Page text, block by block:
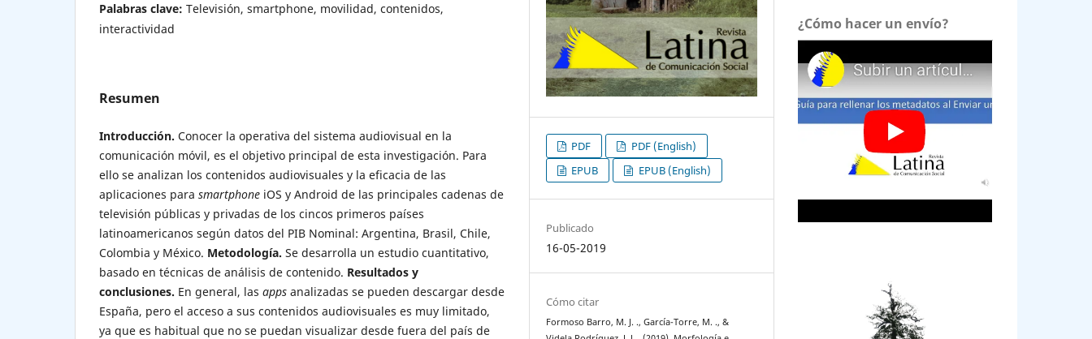
Palabras clave: Televisión, smartphone, movilidad, contenidos,
interactividad
Resumen
Introducción. Conocer la operativa del sistema audiovisual en la
comunicación móvil, es el objetivo principal de esta investigación. Para
ello se analizan los contenidos audiovisuales y la eficacia de las
aplicaciones para smartphone iOS y Android de las principales cadenas de
televisión públicas y privadas de los cincos primeros países
latinoamericanos según datos del PIB Nominal: Argentina, Brasil, Chile,
Colombia y México. Metodología. Se desarrolla un estudio cuantitativo,
basado en técnicas de análisis de contenido. Resultados y
conclusiones. En general, las apps analizadas se pueden descargar desde
España, pero el acceso a sus contenidos audiovisuales es muy limitado,
ya que es habitual que no se puedan visualizar desde fuera del país de
PDF
PDF (English)
EPUB
EPUB (English)
Publicado
16-05-2019
Cómo citar
Formoso Barro, M. J. ., García-Torre, M. ., &
¿Cómo hacer un envío?